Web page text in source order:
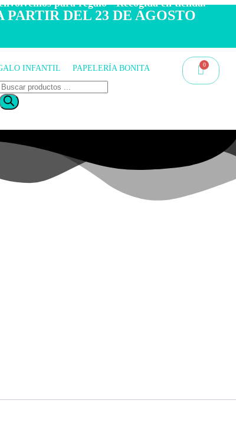
para regalo - Recogida en tienda.
DEL 23 DE AGOSTO
INFANTIL PAPELERÍA BONITA